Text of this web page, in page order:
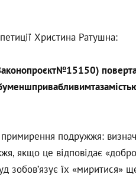
Христина Ратушна:
подружжя:
якщо це відповідає
зобов’язує їх «миритися»